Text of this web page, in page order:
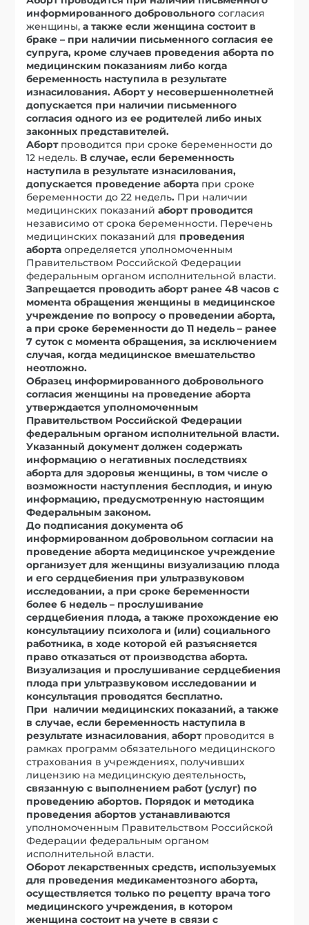
информированного добровольного согласия
женщины,а также если женщина состоит в
браке – при наличии письменного согласия ее
супруга, кроме случаев проведения аборта по
медицинским показаниям либо когда
беременность наступила в результате
изнасилования. Аборт у несовершеннолетней
допускается при наличии письменного
согласия одного из ее родителей либо иных
законных представителей.
Аборт проводится при сроке беременности до
12 недель. В случае, если беременность
наступила в результате изнасилования,
допускается проведение аборта при сроке
беременности до 22 недель. При наличии
медицинских показанийаборт проводится
независимо от срока беременности. Перечень
медицинских показаний для проведения
аборта определяется уполномоченным
Правительством Российской Федерации
федеральным органом исполнительной власти.
Запрещается проводить аборт ранее 48 часов с
момента обращения женщины в медицинское
учреждение по вопросу о проведении аборта,
а при сроке беременности до 11 недель – ранее
7 суток с момента обращения, за исключением
случая, когда медицинское вмешательство
неотложно.
Образец информированного добровольного
согласия женщины на проведение аборта
утверждается уполномоченным
Правительством Российской Федерации
федеральным органом исполнительной власти.
Указанный документ должен содержать
информацию о негативных последствиях
аборта для здоровья женщины, в том числе о
возможности наступления бесплодия, и иную
информацию, предусмотренную настоящим
Федеральным законом.
До подписания документа об
информированном добровольном согласии на
проведение аборта медицинское учреждение
организует для женщины визуализацию плода
и его сердцебиения при ультразвуковом
исследовании, а при сроке беременности
более 6 недель – прослушивание
сердцебиения плода, а также прохождение ею
консультацииу психолога и (или) социального
работника, в ходе которой ей разъясняется
право отказаться от производства аборта.
Визуализация и прослушивание сердцебиения
плода при ультразвуковом исследовании и
консультация проводятся бесплатно.
При наличии медицинских показаний, а также
в случае, если беременность наступила в
результате изнасилования,абортпроводится в
рамках программ обязательного медицинского
страхования в учреждениях, получивших
лицензию на медицинскую деятельность,
связанную с выполнением работ (услуг) по
проведению абортов. Порядок и методика
проведения абортов устанавливаются
уполномоченным Правительством Российской
Федерации федеральным органом
исполнительной власти.
Оборот лекарственных средств, используемых
для проведения медикаментозного аборта,
осуществляется только по рецепту врача того
медицинского учреждения, в котором
женщина состоит на учете в связи с